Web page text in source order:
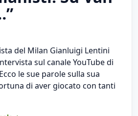
del Milan Gianluigi Lentini
sul canale YouTube di
le sue parole sulla sua
di aver giocato con tanti